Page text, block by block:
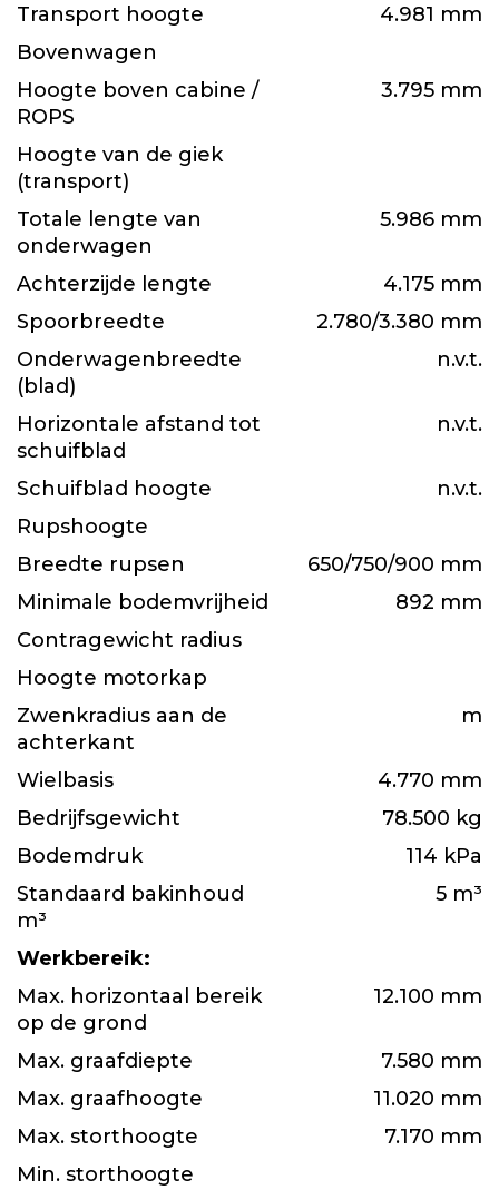
Transport hoogte
4.981 mm
Bovenwagen
Hoogte boven cabine /
ROPS
3.795 mm
Hoogte van de giek
(transport)
Totale lengte van
onderwagen
5.986 mm
Achterzijde lengte
4.175 mm
Spoorbreedte
2.780/3.380 mm
Onderwagenbreedte
(blad)
n.v.t.
Horizontale afstand tot
schuifblad
n.v.t.
Schuifblad hoogte
n.v.t.
Rupshoogte
Breedte rupsen
650/750/900 mm
Minimale bodemvrijheid
892 mm
Contragewicht radius
Hoogte motorkap
Zwenkradius aan de
achterkant
m
Wielbasis
4.770 mm
Bedrijfsgewicht
78.500 kg
Bodemdruk
114 kPa
Standaard bakinhoud
m³
5 m³
Werkbereik:
Max. horizontaal bereik
op de grond
12.100 mm
Max. graafdiepte
7.580 mm
Max. graafhoogte
11.020 mm
Max. storthoogte
7.170 mm
Min. storthoogte